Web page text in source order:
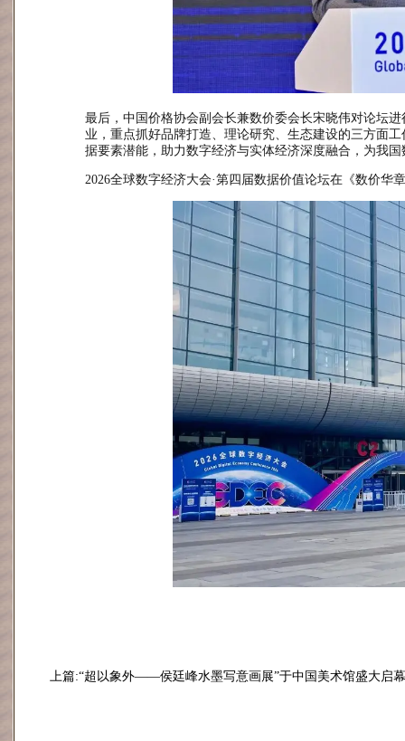
最后，中国价格协会副会长兼数价委会长宋晓伟对论坛
业，重点抓好品牌打造、理论研究、生态建设的三方面
据要素潜能，助力数字经济与实体经济深度融合，为我
2026全球数字经济大会·第四届数据价值论坛在《数价华
上篇:“超以象外——侯廷峰水墨写意画展”于中国美术馆盛大启幕